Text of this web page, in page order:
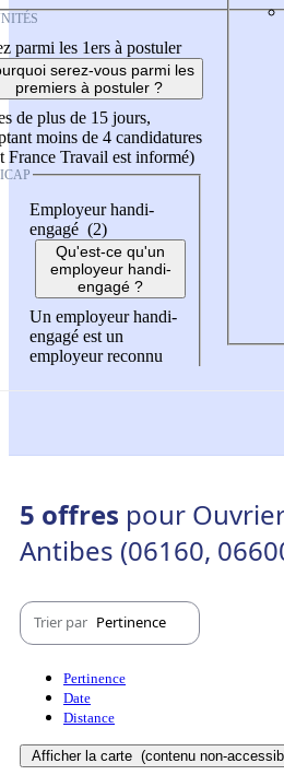
parmi les 1ers à postuler
serez-vous parmi les
premiers à postuler ?
de plus de 15 jours,
moins de 4 candidatures
France Travail est informé)
Employeur handi-
engagé (2)
Qu'est-ce qu'un
employeur handi-
engagé ?
Un employeur handi-
engagé est un
employeur reconnu
5 offres pour
Antibes (06160,
Trier par Pertinence
Pertinence
Date
Distance
Afficher la carte (contenu non-